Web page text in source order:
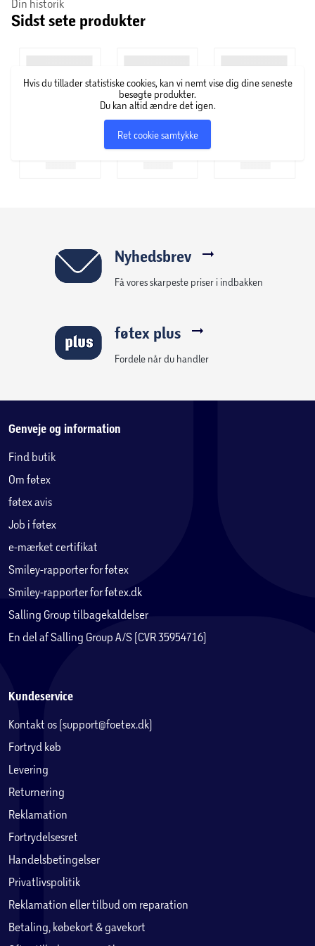
Schaumburg-Müller, hvor man både finder Prosecco, Cava,
Din historik
Sidst sete produkter
Hvis du tillader statistiske cookies, kan vi nemt vise dig dine seneste
besøgte produkter.
Du kan altid ændre det igen.
Ret cookie samtykke
Nyhedsbrev
Få vores skarpeste priser i indbakken
føtex plus
Fordele når du handler
Genveje og information
Find butik
Om føtex
føtex avis
Job i føtex
e-mærket certifikat
Smiley-rapporter for føtex
Smiley-rapporter for føtex.dk
Salling Group tilbagekaldelser
En del af Salling Group A/S (CVR 35954716)
Kundeservice
Kontakt os (support@foetex.dk)
Fortryd køb
Levering
Returnering
Reklamation
Fortrydelsesret
Handelsbetingelser
Privatlivspolitik
Reklamation eller tilbud om reparation
Betaling, købekort & gavekort